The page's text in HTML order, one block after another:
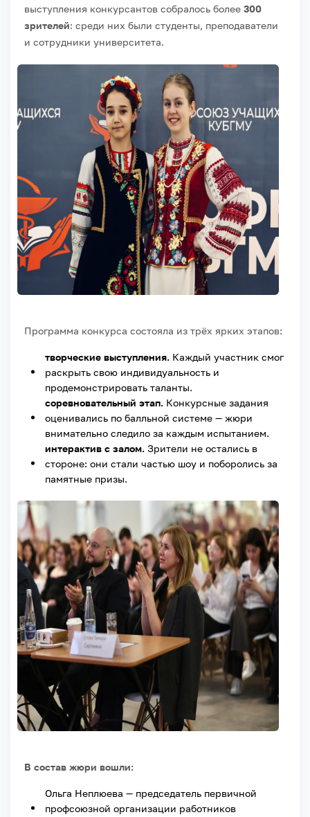
выступления конкурсантов собралось более 300
зрителей: среди них были студенты, преподаватели
и сотрудники университета.
Программа конкурса состояла из трёх ярких этапов:
творческие выступления. Каждый участник смог
раскрыть свою индивидуальность и
продемонстрировать таланты.
соревновательный этап. Конкурсные задания
оценивались по балльной системе — жюри
внимательно следило за каждым испытанием.
интерактив с залом. Зрители не остались в
стороне: они стали частью шоу и поборолись за
памятные призы.
В состав жюри вошли:
Ольга Неплюева — председатель первичной
профсоюзной организации работников